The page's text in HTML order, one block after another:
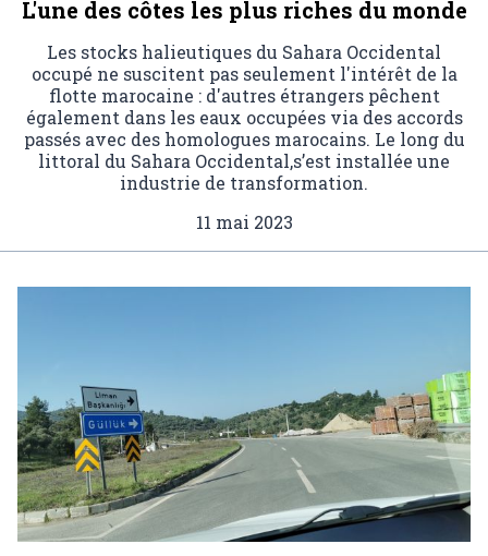
L'une des côtes les plus riches du monde
Les stocks halieutiques du Sahara Occidental
occupé ne suscitent pas seulement l'intérêt de la
flotte marocaine : d'autres étrangers pêchent
également dans les eaux occupées via des accords
passés avec des homologues marocains. Le long du
littoral du Sahara Occidental,s’est installée une
industrie de transformation.
11 mai 2023